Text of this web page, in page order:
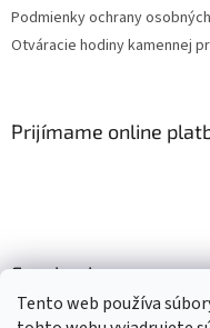
Tento web používa
Podmienky ochrany
Otváracie hodiny kamennej
Prijímame online
Facebook